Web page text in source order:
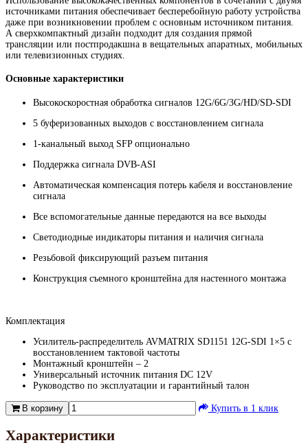
источниками питания обеспечивает бесперебойную работу устройства
даже при возникновении проблем с основным источником питания.
А сверхкомпактный дизайн подходит для создания прямой
трансляции или постпродакшна в вещательных апаратных, мобильных
или телевизионных студиях.
Основные характеристики
Высокоскоростная обработка сигналов 12G/6G/3G/HD/SD-SDI
5 буферизованных выходов с восстановлением сигнала
1-канальный выход SFP опционально
Поддержка сигнала DVB-ASI
Автоматическая компенсация потерь кабеля и восстановление
сигнала
Все вспомогательные данные передаются на все выходы
Светодиодные индикаторы питания и наличия сигнала
Резьбовой фиксирующий разъем питания
Конструкция съемного кронштейна для настенного монтажа
Комплектация
Усилитель-распределитель AVMATRIX SD1151 12G-SDI 1×5 с
восстановлением тактовой частоты
Монтажный кронштейн – 2
Универсальный источник питания DC 12V
Руководство по эксплуатации и гарантийный талон
В корзину Купить в 1 клик
Характеристики